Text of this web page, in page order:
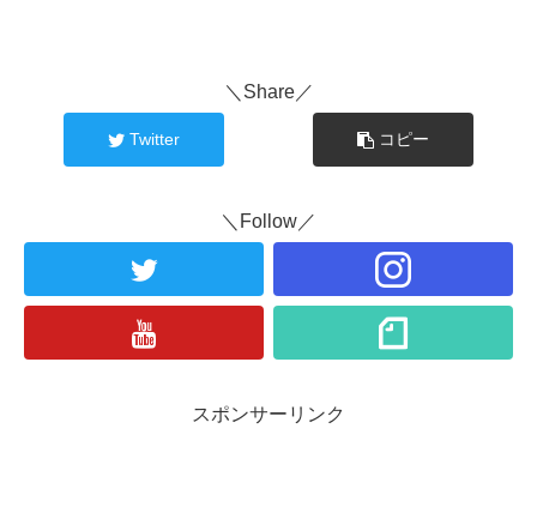
＼Share／
Twitter コピー
＼Follow／
スポンサーリンク